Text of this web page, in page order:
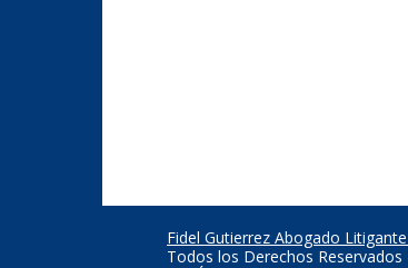
Fidel Gutierrez Abogado
Todos los Derechos Reservados